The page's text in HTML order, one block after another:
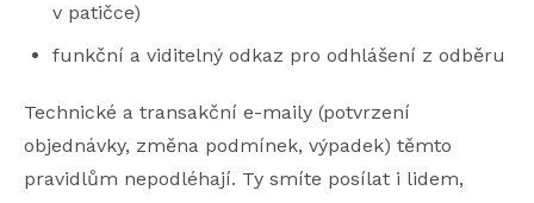
v patičce)
funkční a viditelný odkaz pro odhlášení z odběru
Technické a transakční e-maily (potvrzení
objednávky, změna podmínek, výpadek) těmto
pravidlům nepodléhají. Ty smíte posílat i lidem,